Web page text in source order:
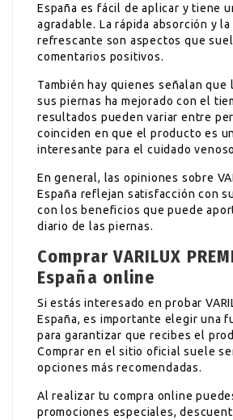
España es fácil de aplicar y tiene
agradable. La rápida absorción y
refrescante son aspectos que
comentarios positivos.
También hay quienes señalan que
sus piernas ha mejorado con el
resultados pueden variar entre
coinciden en que el producto es
interesante para el cuidado
En general, las opiniones sobre
España reflejan satisfacción con
con los beneficios que puede
diario de las piernas.
Comprar VARILUX
España online
Si estás interesado en probar
España, es importante elegir una
para garantizar que recibes el
Comprar en el sitio oficial suele
opciones más recomendadas.
Al realizar tu compra online
promociones especiales,